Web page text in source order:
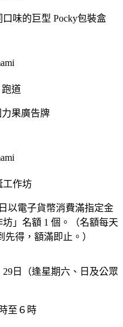
味的巨型 Pocky包裝盒
跑道
果廣告牌
工作坊
以電子貨幣消費滿指定金
」名額 1 個。（名額每天
先得，額滿即止。）
29日（逢星期六、日及公眾
至６時